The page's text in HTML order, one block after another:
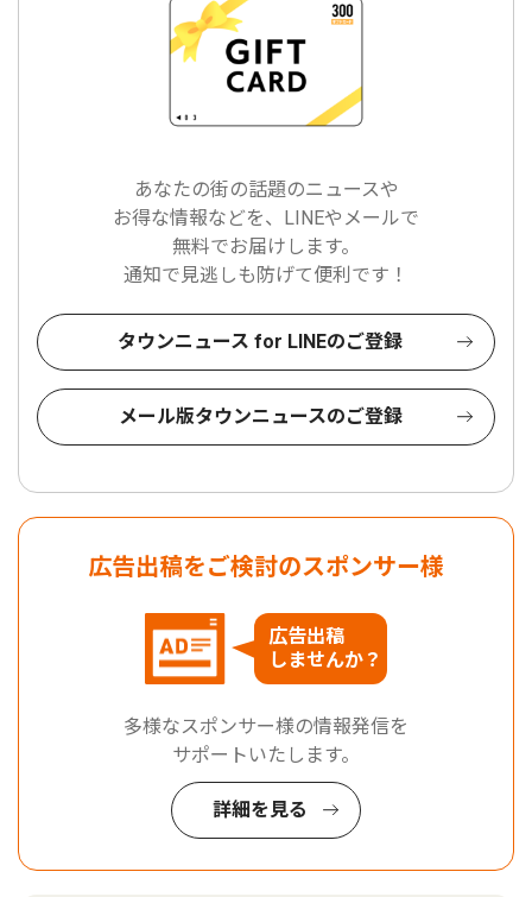
あなたの街の話題のニュースや
お得な情報などを、LINEやメールで
無料でお届けします。
通知で見逃しも防げて便利です！
タウンニュース for LINEのご登録
メール版タウンニュースのご登録
広告出稿をご検討のスポンサー様
広告出稿
しませんか？
多様なスポンサー様の情報発信を
サポートいたします。
詳細を見る